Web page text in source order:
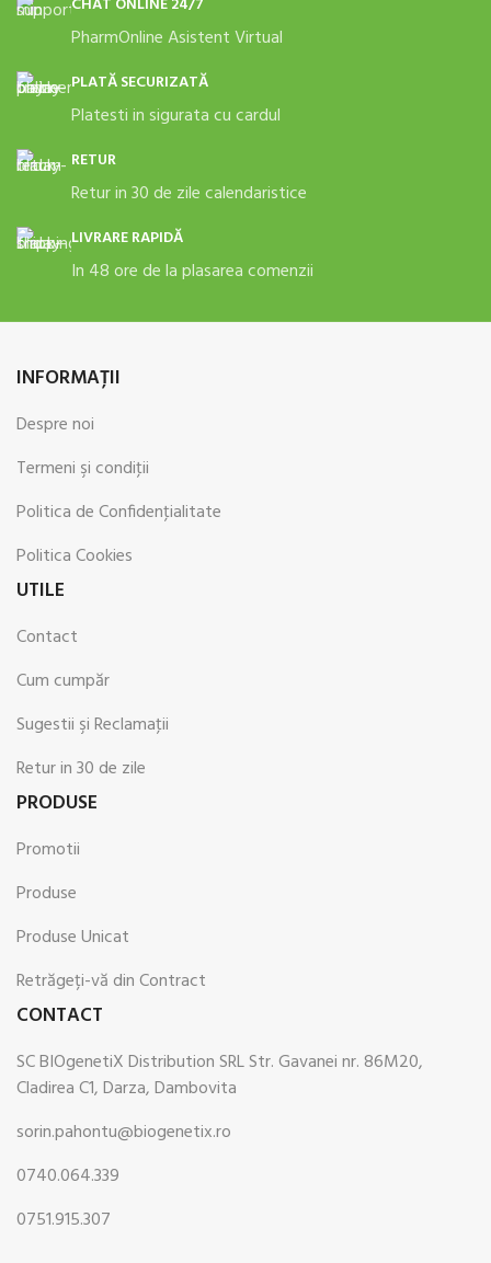
CHAT ONLINE 24/7
PharmOnline Asistent Virtual
PLATĂ SECURIZATĂ
Platesti in sigurata cu cardul
RETUR
Retur in 30 de zile calendaristice
LIVRARE RAPIDĂ
In 48 ore de la plasarea comenzii
INFORMAŢII
Despre noi
Termeni şi condiţii
Politica de Confidenţialitate
Politica Cookies
UTILE
Contact
Cum cumpăr
Sugestii şi Reclamaţii
Retur in 30 de zile
PRODUSE
Promotii
Produse
Produse Unicat
Retrăgeți-vă din Contract
CONTACT
SC BIOgenetiX Distribution SRL Str. Gavanei nr. 86M20,
Cladirea C1, Darza, Dambovita
sorin.pahontu@biogenetix.ro
0740.064.339
0751.915.307